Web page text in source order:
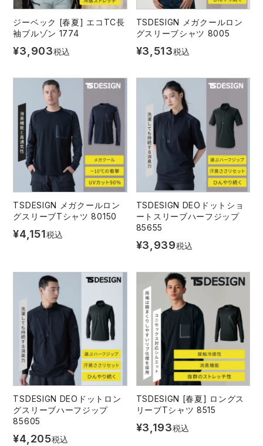
ジーベック [春夏] エコTC長
袖ブルゾン 1774
¥3,903税込
TSDESIGN メガクールロン
グスリーブシャツ 8005
¥3,513税込
TSDESIGN メガクールロン
グスリーブTシャツ 80150
¥4,151税込
TSDESIGN DEOドットショ
ートスリーブハーフジップ
85655
¥3,939税込
TSDESIGN DEOドットロン
グスリーブハーフジップ
85605
¥4,205税込
TSDESIGN [春夏] ロングス
リーブTシャツ 8515
¥3,193税込